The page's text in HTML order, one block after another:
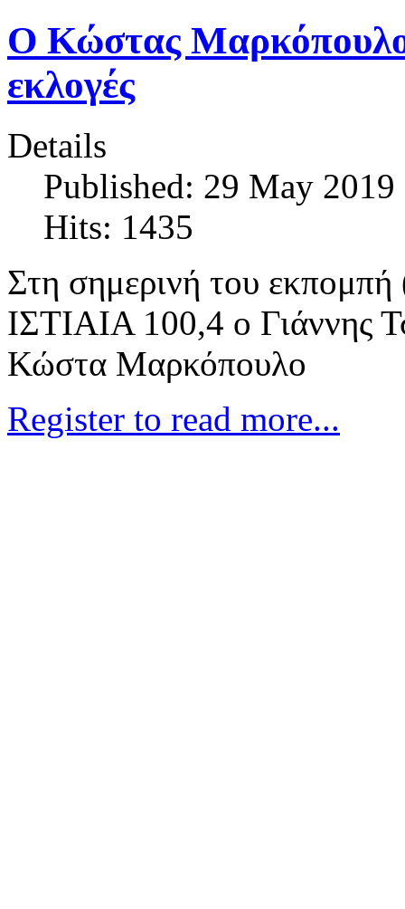
Ο Κώστας Μαρκόπουλος
εκλογές
Details
Published: 29 May 2019
Hits: 1435
Στη σημερινή του
ΙΣΤΙΑΙΑ 100,4 ο Γιάννης
Κώστα Μαρκόπουλο
Register to read more...